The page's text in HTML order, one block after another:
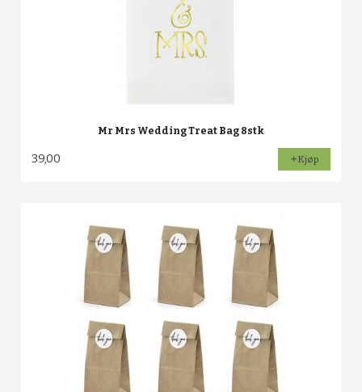
Mr Mrs Wedding Treat Bag 8stk
39,00 Kjøp